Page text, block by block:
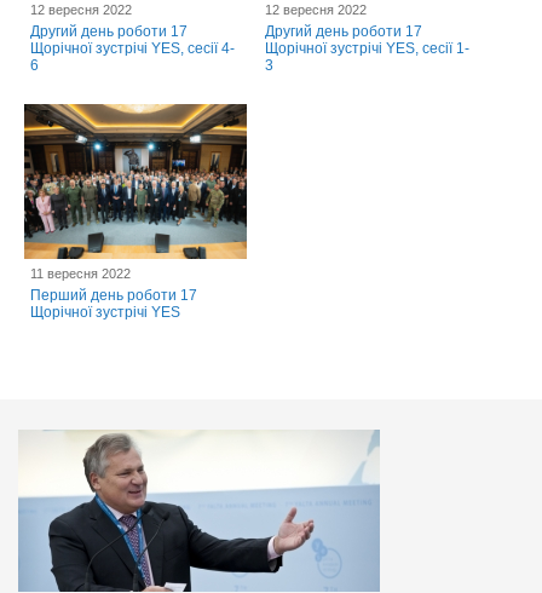
12 вересня 2022
Другий день роботи 17
Щорічної зустрічі YES, сесії 4-
6
12 вересня 2022
Другий день роботи 17
Щорічної зустрічі YES, сесії 1-
3
11 вересня 2022
Перший день роботи 17
Щорічної зустрічі YES